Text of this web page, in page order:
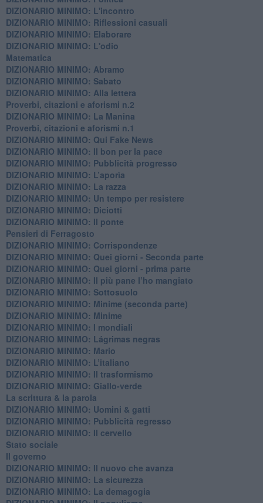
DIZIONARIO MINIMO: L'incontro
DIZIONARIO MINIMO: Riflessioni casuali
DIZIONARIO MINIMO: Elaborare
DIZIONARIO MINIMO: L'odio
​Matematica
DIZIONARIO MINIMO: Abramo
DIZIONARIO MINIMO: Sabato
​DIZIONARIO MINIMO: Alla lettera
Proverbi, citazioni e aforismi n.2
DIZIONARIO MINIMO: La Manina
​Proverbi, citazioni e aforismi n.1
DIZIONARIO MINIMO: Qui Fake News
DIZIONARIO MINIMO: ​Il bon per la pace
DIZIONARIO MINIMO: Pubblicità progresso
DIZIONARIO MINIMO: L’aporìa
DIZIONARIO MINIMO: La razza
DIZIONARIO MINIMO: Un tempo per resistere
DIZIONARIO MINIMO: Diciotti
DIZIONARIO MINIMO: Il ponte
Pensieri di Ferragosto
DIZIONARIO MINIMO: Corrispondenze
DIZIONARIO MINIMO: Quei giorni - Seconda parte
DIZIONARIO MINIMO: Quei giorni - prima parte
DIZIONARIO MINIMO: Il più pane l’ho mangiato
DIZIONARIO MINIMO: Sottosuolo
DIZIONARIO MINIMO: Minime (seconda parte)
DIZIONARIO MINIMO: Minime
DIZIONARIO MINIMO: ​I mondiali
DIZIONARIO MINIMO: ​Lágrimas negras
DIZIONARIO MINIMO: Mario
DIZIONARIO MINIMO: L’italiano
DIZIONARIO MINIMO: Il trasformismo
DIZIONARIO MINIMO: Giallo-verde
La scrittura & la parola
​DIZIONARIO MINIMO: Uomini & gatti
DIZIONARIO MINIMO: ​Pubblicità regresso
DIZIONARIO MINIMO: Il cervello
Stato sociale
Il governo
DIZIONARIO MINIMO: Il nuovo che avanza
DIZIONARIO MINIMO: La sicurezza
DIZIONARIO MINIMO: La demagogia